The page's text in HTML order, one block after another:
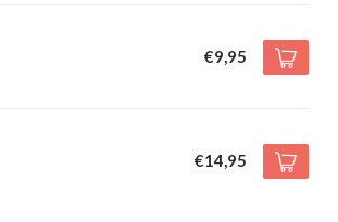
€9,95
€14,95